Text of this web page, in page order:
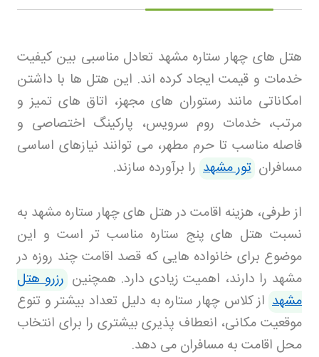
هتل های چهار ستاره مشهد تعادل مناسبی بین کیفیت
خدمات و قیمت ایجاد کرده اند. این هتل ها با داشتن
امکاناتی مانند رستوران های مجهز، اتاق های تمیز و
مرتب، خدمات روم سرویس، پارکینگ اختصاصی و
فاصله مناسب تا حرم مطهر، می توانند نیازهای اساسی
مسافران تور مشهد را برآورده سازند.
از طرفی، هزینه اقامت در هتل های چهار ستاره مشهد به
نسبت هتل های پنج ستاره مناسب تر است و این
موضوع برای خانواده هایی که قصد اقامت چند روزه در
مشهد را دارند، اهمیت زیادی دارد. همچنین رزرو هتل
مشهد از کلاس چهار ستاره به دلیل تعداد بیشتر و تنوع
موقعیت مکانی، انعطاف پذیری بیشتری را برای انتخاب
محل اقامت به مسافران می دهد.